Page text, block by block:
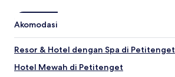
Akomodasi
Resor & Hotel dengan Spa di Petitenget
Hotel Mewah di Petitenget